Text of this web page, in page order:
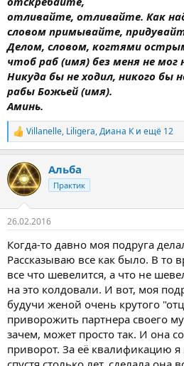
отливайте, отливайте. Как
словом примывайте,
Делом, словом, когтями
чтоб раб (имя) без меня не
Никуда бы не ходил, никого бы
рабы Божьей (имя).
Аминь.
Р
е
к
ц
и
Villanelle, Liligera,Диана Ки ещё 12
Альба
Практик
26.02.2016
Когда-то давно моя подруга
Рассказываю все как было. В то
все что шевелится, а что не
на это колдовали. И вот, моя
будучи женой очень крутого
приворожить партнера своего
зачем, может просто так. И она
приворот. За её квалификацию я